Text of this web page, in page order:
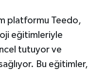
platformu Teedo,
eğitimleriyle
tutuyor ve
Bu eğitimler,